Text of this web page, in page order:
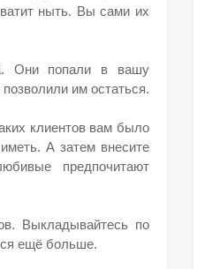
ныть. Вы сами их
Они попали в вашу
им остаться.
клиентов вам было
А затем внесите
предпочитают
Выкладывайтесь по
ещё больше.